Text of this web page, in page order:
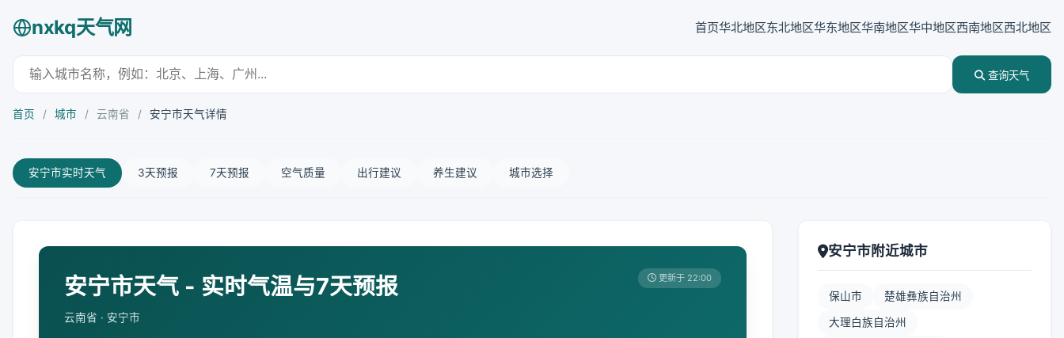
nxkq天气网 首页华北地区东北地区华东地区华南地区华中地区西南地区西北地区
查询天气
首页 / 城市 / 云南省 / 安宁市天气详情
安宁市实时天气 3天预报 7天预报 空气质量 出行建议 养生建议 城市选择
安宁市天气 - 实时气温与7天预报
云南省 · 安宁市
更新于 22:00
安宁市附近城市
保山市 楚雄彝族自治州
大理白族自治州